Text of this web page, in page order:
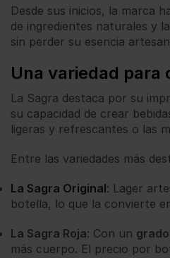
Desde sus inicios, la marca
de ingredientes naturales y la
sin perder su esencia
Una variedad para
La Sagra destaca por su
su capacidad de crear
ligeras y refrescantes o las
Entre las variedades más
La Sagra Original: Lager
botella, lo que la convierte
La Sagra Roja: Con un grado
más cuerpo. El precio por